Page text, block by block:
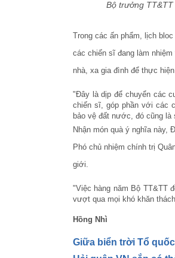
Bộ trưởng
Trong các ấn phẩm, lịch
các chiến sĩ đang làm
nhà, xa gia đình để thực
"Đây là dịp để chuyển các
chiến sĩ, góp phần với các
bảo vệ đất nước, đó cũng
Nhận món quà ý nghĩa này,
Phó chủ nhiệm chính trị
giới.
"Việc hàng năm Bộ TT&TT
vượt qua mọi khó khăn
Hồng Nhì
Giữa biển trời Tổ